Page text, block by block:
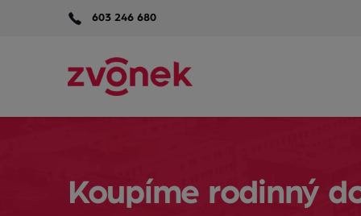
603 246 680
Koupíme rodinný